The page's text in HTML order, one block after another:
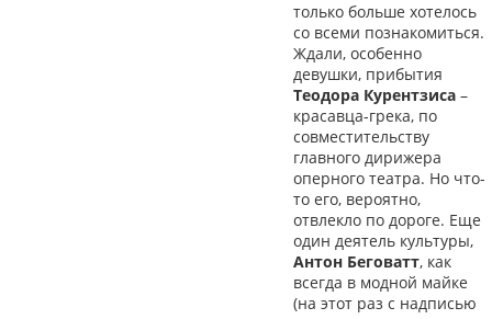
только больше хотелось
со всеми познакомиться.
Ждали, особенно
девушки, прибытия
Теодора Курентзиса –
красавца-грека, по
совместительству
главного дирижера
оперного театра. Но что-
то его, вероятно,
отвлекло по дороге. Еще
один деятель культуры,
Антон Беговатт, как
всегда в модной майке
(на этот раз с надписью